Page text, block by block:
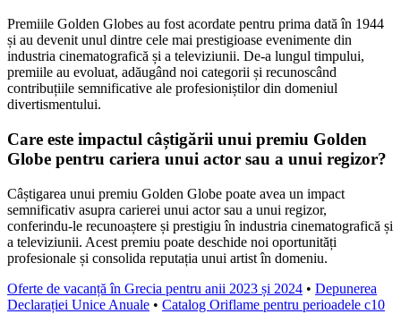
Premiile Golden Globes au fost acordate pentru prima dată în 1944
și au devenit unul dintre cele mai prestigioase evenimente din
industria cinematografică și a televiziunii. De-a lungul timpului,
premiile au evoluat, adăugând noi categorii și recunoscând
contribuțiile semnificative ale profesioniștilor din domeniul
divertismentului.
Care este impactul câștigării unui premiu Golden
Globe pentru cariera unui actor sau a unui regizor?
Câștigarea unui premiu Golden Globe poate avea un impact
semnificativ asupra carierei unui actor sau a unui regizor,
conferindu-le recunoaștere și prestigiu în industria cinematografică și
a televiziunii. Acest premiu poate deschide noi oportunități
profesionale și consolida reputația unui artist în domeniu.
Oferte de vacanță în Grecia pentru anii 2023 și 2024 • Depunerea
Declarației Unice Anuale • Catalog Oriflame pentru perioadele c10